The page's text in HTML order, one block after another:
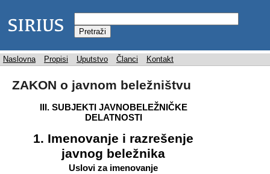
Naslovna Propisi Uputstvo Članci Kontakt
ZAKON o javnom beležništvu
III. SUBJEKTI JAVNOBELEŽNIČKE
DELATNOSTI
1. Imenovanje i razrešenje
javnog beležnika
Uslovi za imenovanje